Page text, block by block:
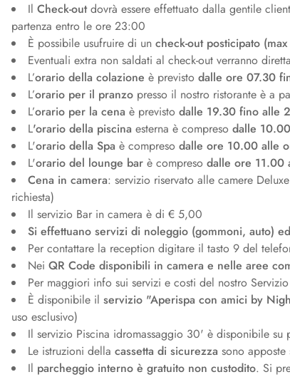
Il Check-outdovrà essere effettuato dalla gentile
partenza entro le ore 23:00
È possibile usufruire di un check-out posticipato
Eventuali extra non saldati al check-out verranno
L’orario della colazione è previsto dalle ore 07.30
L’orario per il pranzo presso il nostro ristorante è a
L’orario per la cena è previsto dalle 19.30 fino alle
L'orario della piscina esterna è compreso dalle
L'orario della Spa è compreso dalle ore 10.00 alle
L'orario del lounge bar è compreso dalle ore
Cena in camera: servizio riservato alle camere
richiesta)
Il servizio Bar in camera è di € 5,00
Si effettuano servizi di noleggio (gommoni, auto)
Per contattare la reception digitare il tasto 9 del
Nei QR Code disponibili in camera e nelle aree
Per maggiori info sui servizi e costi del nostro
È disponibile il servizio "Aperispa con amici by
uso esclusivo)
Il servizio Piscina idromassaggio 30' è disponibile
Le istruzioni della cassetta di sicurezza sono apposte
Il parcheggio interno è gratuito non custodito. Si